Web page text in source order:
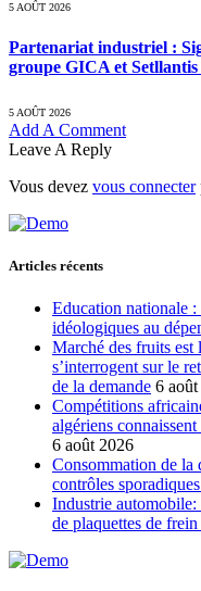
5 AOÛT 2026
Partenariat industriel :
groupe GICA et
5 AOÛT 2026
Add A Comment
Leave A Reply
Vous devez vous connecter
Articles récents
Education nationale
idéologiques au
Marché des fruits est
s’interrogent sur le
de la demande 6
Compétitions
algériens
6 août 2026
Consommation de la
contrôles
Industrie automobile:
de plaquettes de